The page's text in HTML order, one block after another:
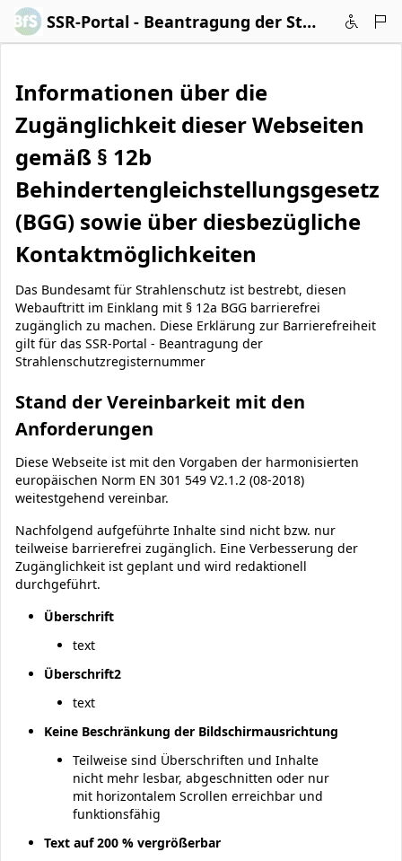
Zum Hauptinhalt wechseln
SSR-Portal - Beantragung der Strahlenschutzregisternummer
Informationen über die
Zugänglichkeit dieser Webseiten
gemäß § 12b
Behindertengleichstellungsgesetz
(BGG) sowie über diesbezügliche
Kontaktmöglichkeiten
Das Bundesamt für Strahlenschutz ist bestrebt, diesen
Webauftritt im Einklang mit § 12a BGG barrierefrei
zugänglich zu machen. Diese Erklärung zur Barrierefreiheit
gilt für das SSR-Portal - Beantragung der
Strahlenschutzregisternummer
Stand der Vereinbarkeit mit den
Anforderungen
Diese Webseite ist mit den Vorgaben der harmonisierten
europäischen Norm EN 301 549 V2.1.2 (08-2018)
weitestgehend vereinbar.
Nachfolgend aufgeführte Inhalte sind nicht bzw. nur
teilweise barrierefrei zugänglich. Eine Verbesserung der
Zugänglichkeit ist geplant und wird redaktionell
durchgeführt.
Überschrift
text
Überschrift2
text
Keine Beschränkung der Bildschirmausrichtung
Teilweise sind Überschriften und Inhalte
nicht mehr lesbar, abgeschnitten oder nur
mit horizontalem Scrollen erreichbar und
funktionsfähig
Text auf 200 % vergrößerbar